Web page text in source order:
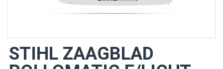
STIHL ZAAGBLAD